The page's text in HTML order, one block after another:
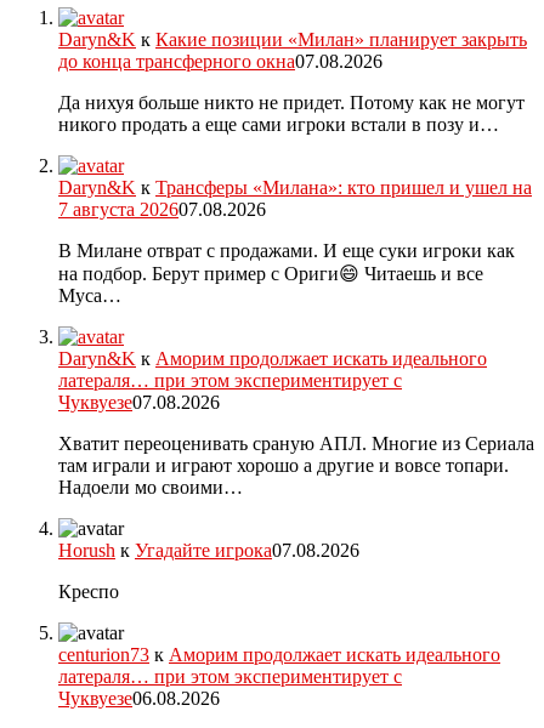
Daryn&K к Какие позиции «Милан» планирует закрыть
до конца трансферного окна07.08.2026
Да нихуя больше никто не придет. Потому как не могут
никого продать а еще сами игроки встали в позу и…
Daryn&K к Трансферы «Милана»: кто пришел и ушел на
7 августа 202607.08.2026
В Милане отврат с продажами. И еще суки игроки как
на подбор. Берут пример с Ориги😄 Читаешь и все
Муса…
Daryn&K к Аморим продолжает искать идеального
латераля… при этом экспериментирует с
Чуквуезе07.08.2026
Хватит переоценивать сраную АПЛ. Многие из Сериала
там играли и играют хорошо а другие и вовсе топари.
Надоели мо своими…
Horush к Угадайте игрока07.08.2026
Креспо
centurion73 к Аморим продолжает искать идеального
латераля… при этом экспериментирует с
Чуквуезе06.08.2026